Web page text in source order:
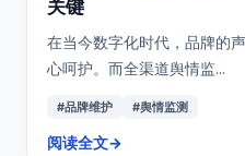
关键
在当今数字化时代，品牌的
心呵护。而全渠道舆情监...
#品牌维护 #舆情监测
阅读全文→